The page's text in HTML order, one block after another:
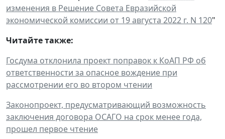
изменения в Решение Совета Евразийской
экономической комиссии от 19 августа 2022 г. N 120"
Читайте также:
Госдума отклонила проект поправок к КоАП РФ об
ответственности за опасное вождение при
рассмотрении его во втором чтении
Законопроект, предусматривающий возможность
заключения договора ОСАГО на срок менее года,
прошел первое чтение